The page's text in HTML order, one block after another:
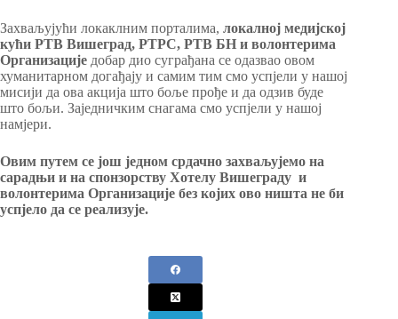
Захваљујући локаклним порталима, локалној медијској
кући РТВ Вишеград, РТРС, РТВ БН и волонтерима
Организације добар дио суграђана се одазвао овом
хуманитарном догађају и самим тим смо успјели у нашој
мисији да ова акција што боље прође и да одзив буде
што бољи. Заједничким снагама смо успјели у нашој
намјери.
Овим путем се још једном срдачно захваљујемо на
сарадњи и на спонзорству Хотелу Вишеграду и
волонтерима Организације без којих ово ништа не би
успјело да се реализује.